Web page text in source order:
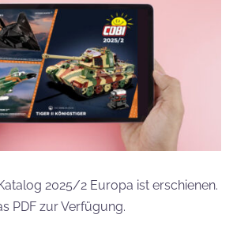
2025/2 Europa ist erschienen.
PDF zur Verfügung.